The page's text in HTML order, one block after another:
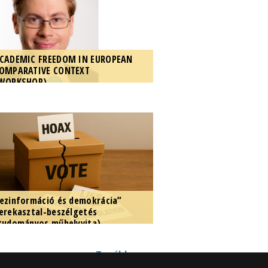
FREEDOM IN EUROPEAN
CONTEXT
of Constitutional Law
organises a workshop on the paper
"Academic Freedom in European
context" by Konrad...
és demokrácia”
beszélgetés
műhelyvita)
tudományos kerekasztal-
Tovább »